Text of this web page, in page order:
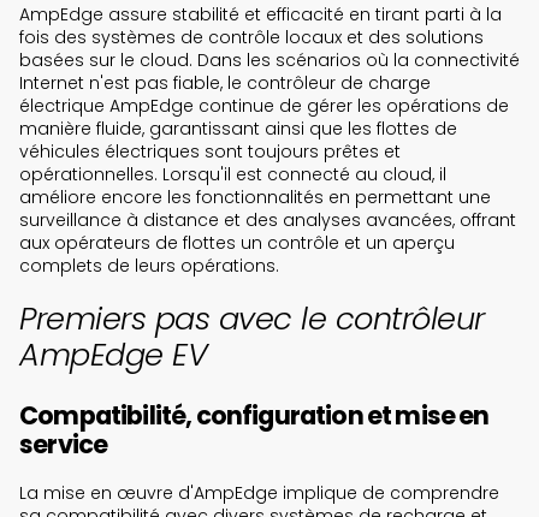
AmpEdge assure stabilité et efficacité en tirant parti à la
fois des systèmes de contrôle locaux et des solutions
basées sur le cloud. Dans les scénarios où la connectivité
Internet n'est pas fiable, le contrôleur de charge
électrique AmpEdge continue de gérer les opérations de
manière fluide, garantissant ainsi que les flottes de
véhicules électriques sont toujours prêtes et
opérationnelles. Lorsqu'il est connecté au cloud, il
améliore encore les fonctionnalités en permettant une
surveillance à distance et des analyses avancées, offrant
aux opérateurs de flottes un contrôle et un aperçu
complets de leurs opérations.
Premiers pas avec le contrôleur
AmpEdge EV
Compatibilité, configuration et mise en
service
La mise en œuvre d'AmpEdge implique de comprendre